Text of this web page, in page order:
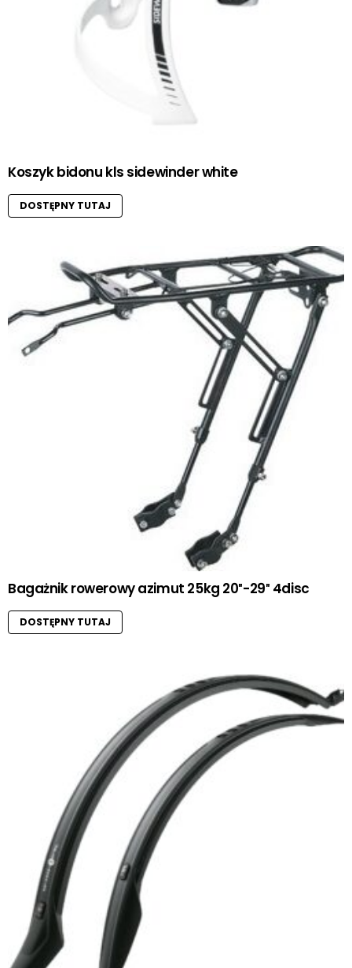
Koszyk bidonu kls sidewinder white
DOSTĘPNY TUTAJ
Bagażnik rowerowy azimut 25kg 20″-29″ 4disc
DOSTĘPNY TUTAJ